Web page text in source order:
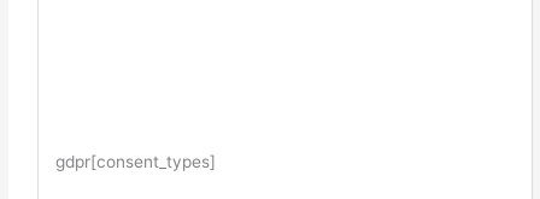
gdpr[consent_types]